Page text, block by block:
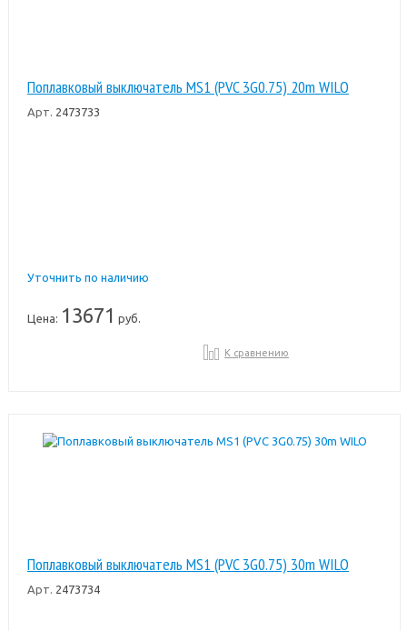
Поплавковый выключатель MS1 (PVC 3G0.75) 20m WILO
Арт. 2473733
Уточнить по наличию
Цена: 13671 руб.
К сравнению
Поплавковый выключатель MS1 (PVC 3G0.75) 30m WILO
Арт. 2473734